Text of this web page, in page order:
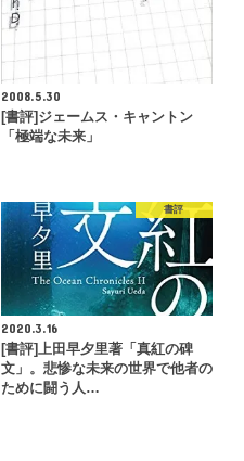
2008.5.30
[書評]ジェームス・キャントン
「極端な未来」
書評
2020.3.16
[書評]上田早夕里著「真紅の碑
文」。悲惨な未来の世界で他者の
ために闘う人…